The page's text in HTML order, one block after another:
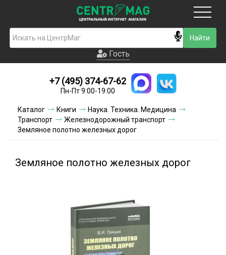
Гость
Новинки
Условия доставки
Условия оплаты
Гость
+7 (495) 374-67-62
Пн-Пт 9:00-19:00
Каталог Книги
Наука. Техника. Медицина
Транспорт
Железнодорожный транспорт
Земляное полотно железных дорог
Земляное полотно железных дорог